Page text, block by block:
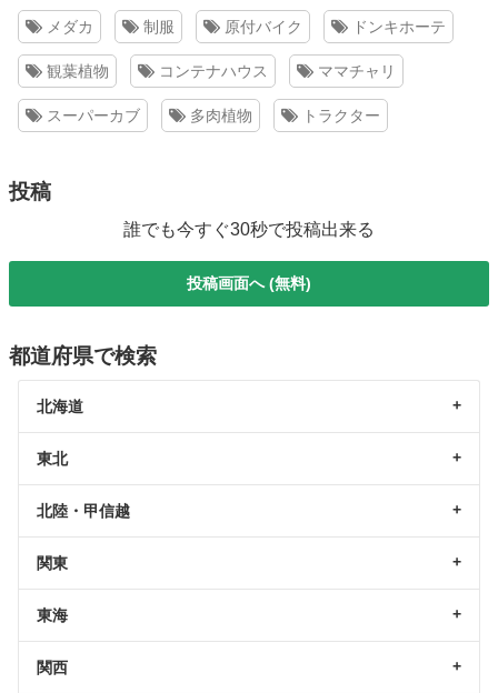
メダカ 制服 原付バイク ドンキホーテ
観葉植物 コンテナハウス ママチャリ
スーパーカブ 多肉植物 トラクター
投稿
誰でも今すぐ30秒で投稿出来る
投稿画面へ (無料)
都道府県で検索
北海道
東北
北陸・甲信越
関東
東海
関西